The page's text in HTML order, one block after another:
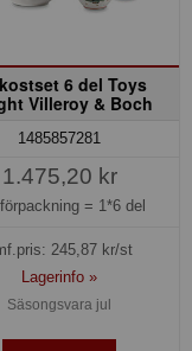
6 del Toys
Villeroy & Boch
1485857281
1.475,20 kr
= 1*6 del
245,87 kr/st
Lagerinfo »
Säsongsvara jul